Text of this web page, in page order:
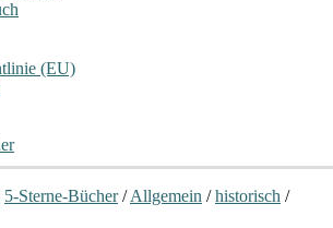
(EU)
5-Sterne-Bücher/Allgemein /historisch /